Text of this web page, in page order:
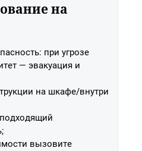
на
при угрозе
— эвакуация и
на шкафе/внутри
вызовите